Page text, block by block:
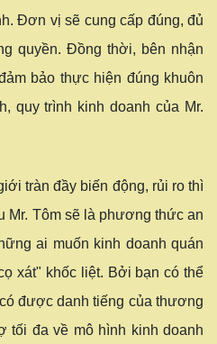
Đơn vị sẽ cung cấp đúng, đủ
quyền. Đồng thời, bên nhận
bảo thực hiện đúng khuôn
quy trình kinh doanh của Mr.
tràn đầy biến động, rủi ro thì
Mr. Tôm sẽ là phương thức an
ai muốn kinh doanh quán
xát" khốc liệt. Bởi bạn có thể
được danh tiếng của thương
tối đa về mô hình kinh doanh